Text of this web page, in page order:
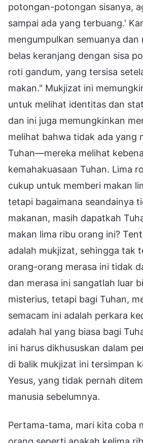
potongan-potongan sisanya,
sampai ada yang terbuang.'
mengumpulkan semuanya dan
belas keranjang dengan sisa
roti gandum, yang tersisa
makan." Mukjizat ini
untuk melihat identitas dan
dan ini juga memungkinkan
melihat bahwa tidak ada yang
Tuhan—mereka melihat
kemahakuasaan Tuhan. Lima
cukup untuk memberi makan
tetapi bagaimana seandainya
makanan, masih dapatkah
makan lima ribu orang ini?
adalah mukjizat, sehingga tak
orang-orang merasa ini tidak
dan merasa ini sangatlah luar
misterius, tetapi bagi Tuhan,
semacam ini adalah perkara
adalah hal yang biasa bagi
ini harus dikhususkan dalam
di balik mukjizat ini tersimpan
Yesus, yang tidak pernah
manusia sebelumnya.
Pertama-tama, mari kita coba